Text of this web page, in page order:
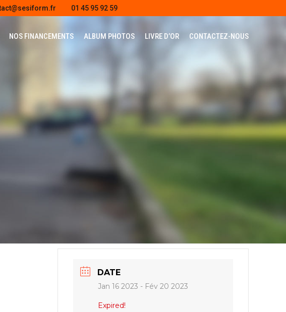
01 45 95 92 59
NOS FINANCEMENTS ALBUM PHOTOS LIVRE D’OR CONTACTEZ-NOUS
DATE
Jan 16 2023 - Fév 20 2023
Expired!